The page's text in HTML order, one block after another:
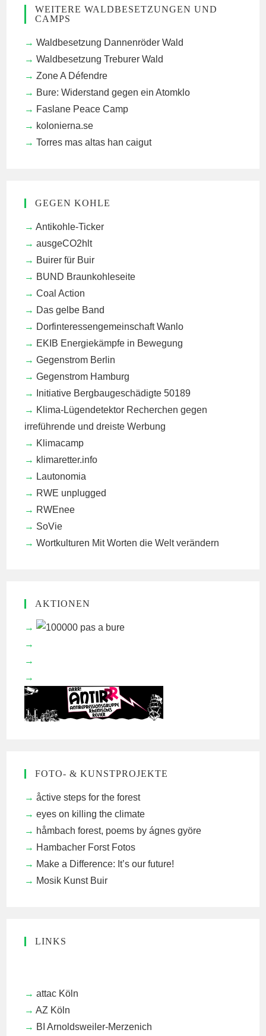
WEITERE WALDBESETZUNGEN UND
CAMPS
Waldbesetzung Dannenröder Wald
Waldbesetzung Treburer Wald
Zone A Défendre
Bure: Widerstand gegen ein Atomklo
Faslane Peace Camp
kolonierna.se
Torres mas altas han caigut
GEGEN KOHLE
Antikohle-Ticker
ausgeCO2hlt
Buirer für Buir
BUND Braunkohleseite
Coal Action
Das gelbe Band
Dorfinteressengemeinschaft Wanlo
EKIB Energiekämpfe in Bewegung
Gegenstrom Berlin
Gegenstrom Hamburg
Initiative Bergbaugeschädigte 50189
Klima-Lügendetektor Recherchen gegen
irreführende und dreiste Werbung
Klimacamp
klimaretter.info
Lautonomia
RWE unplugged
RWEnee
SoVie
Wortkulturen Mit Worten die Welt verändern
AKTIONEN
FOTO- & KUNSTPROJEKTE
åctive steps for the forest
eyes on killing the climate
håmbach forest, poems by ágnes györe
Hambacher Forst Fotos
Make a Difference: It’s our future!
Mosik Kunst Buir
LINKS
attac Köln
AZ Köln
BI Arnoldsweiler-Merzenich